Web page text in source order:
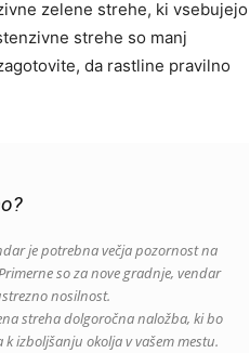
zelene strehe, ki vsebujejo
strehe so manj
da rastline pravilno
je potrebna večja pozornost na
so za nove gradnje, vendar
nosilnost.
streha dolgoročna naložba, ki bo
izboljšanju okolja v vašem mestu.